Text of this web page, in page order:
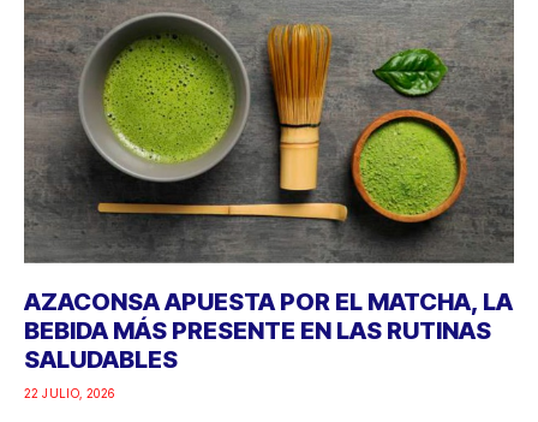
AZACONSA APUESTA POR EL MATCHA, LA
BEBIDA MÁS PRESENTE EN LAS RUTINAS
SALUDABLES
22 JULIO, 2026